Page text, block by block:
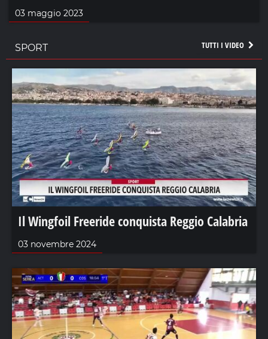
03 maggio 2023
TUTTI I VIDEO
SPORT
Il Wingfoil Freeride conquista Reggio Calabria
03 novembre 2024